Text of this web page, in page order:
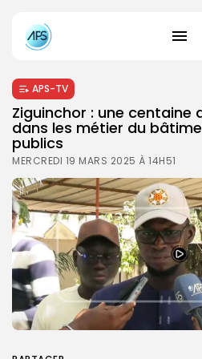
APS-TV
Ziguinchor : une centaine
dans les métier du
publics
MERCREDI 19 MARS 2025 À 14H51